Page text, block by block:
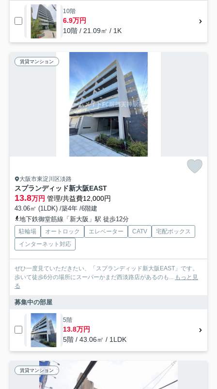
10階
6.9万円
10階 / 21.09㎡ / 1K
賃貸マンション
大阪市東淀川区淡路
スプランディッド新大阪EAST
13.8万円 管理/共益費12,000円
43.06㎡ (1LDK) /築4年 /6階建
地下鉄御堂筋線「新大阪」駅 徒歩12分
駐輪場 オートロック エレベーター CATV
宅配ボックス
インターネット対応
ぜひ一度見ていただきたい、「スプランディッド新大阪EAST」です。
歩いて徒歩6分の場所にスーパーかまだ西淡路店があるのも...
もっと見
る
募集中の部屋
5階
13.8万円
5階 / 43.06㎡ / 1LDK
賃貸マンション